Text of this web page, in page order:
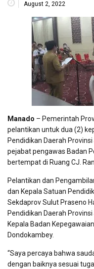
August 2, 2022
Manado – Pemerintah
pelantikan untuk dua (2)
Pendidikan Daerah
pejabat pengawas Badan
bertempat di Ruang CJ.
Pelantikan dan
dan Kepala Satuan
Sekdaprov Sulut Praseno
Pendidikan Daerah
Kepala Badan
Dondokambey.
“Saya percaya bahwa
dengan baiknya sesuai